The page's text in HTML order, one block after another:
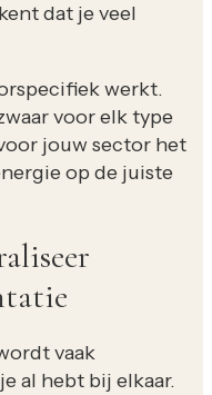
dat je veel
werkt.
voor elk type
jouw sector het
op de juiste
vaak
al hebt bij elkaar.